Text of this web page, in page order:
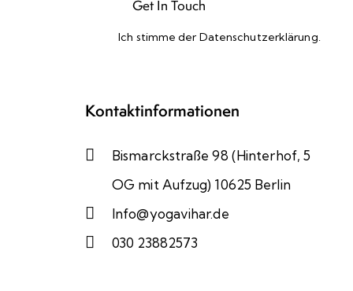
Ich stimme der Datenschutzerklärung.
Kontaktinformationen
Bismarckstraße 98 (Hinterhof, 5
OG mit Aufzug) 10625 Berlin
Info@yogavihar.de
030 23882573